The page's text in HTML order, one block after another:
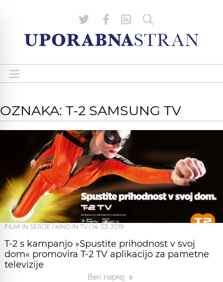
OZNAKA: T-2 SAMSUNG TV
FILMI IN SERIJE / KINO IN TV 14. 03. 2019
T-2 s kampanjo »Spustite prihodnost v svoj
dom« promovira T-2 TV aplikacijo za pametne
televizije
Beri naprej